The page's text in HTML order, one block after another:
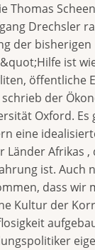
Thomas
Drechsler
der bisherigen
ist
öffentliche
der
Oxford.
eine
Länder Afrikas ,
ist. Auch
dass wir
Kultur der